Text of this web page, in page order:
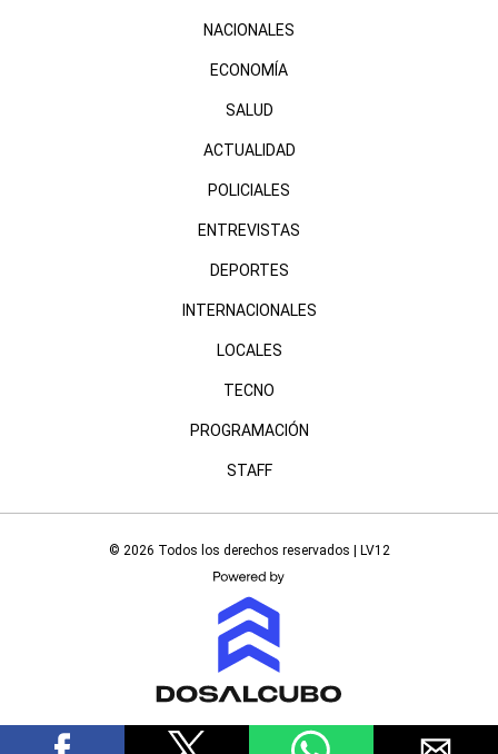
NACIONALES
ECONOMÍA
SALUD
ACTUALIDAD
POLICIALES
ENTREVISTAS
DEPORTES
INTERNACIONALES
LOCALES
TECNO
PROGRAMACIÓN
STAFF
© 2026 Todos los derechos reservados | LV12